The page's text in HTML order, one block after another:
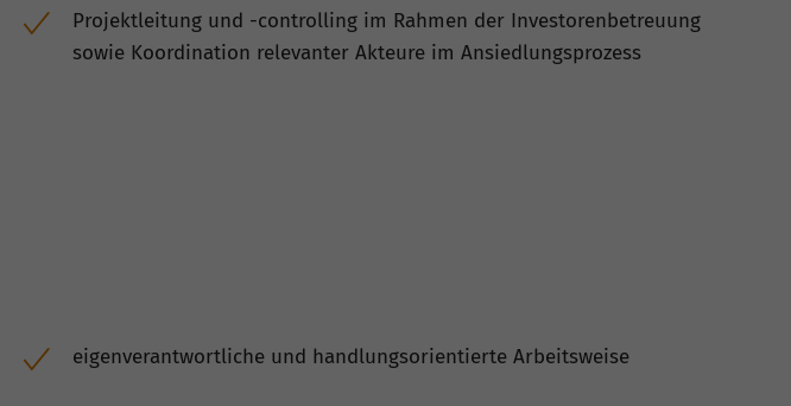
Projektleitung und -controlling im Rahmen der Investorenbetreuung
sowie Koordination relevanter Akteure im Ansiedlungsprozess
eigenverantwortliche und handlungsorientierte Arbeitsweise